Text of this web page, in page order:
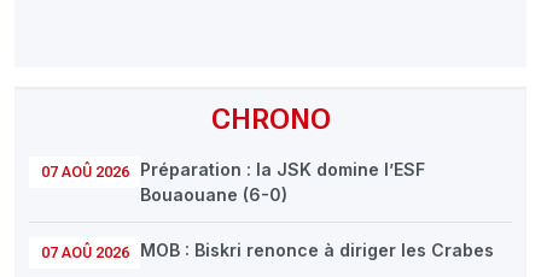
CHRONO
07 AOÛ 2026
Préparation : la JSK domine l’ESF
Bouaouane (6-0)
07 AOÛ 2026 MOB : Biskri renonce à diriger les Crabes